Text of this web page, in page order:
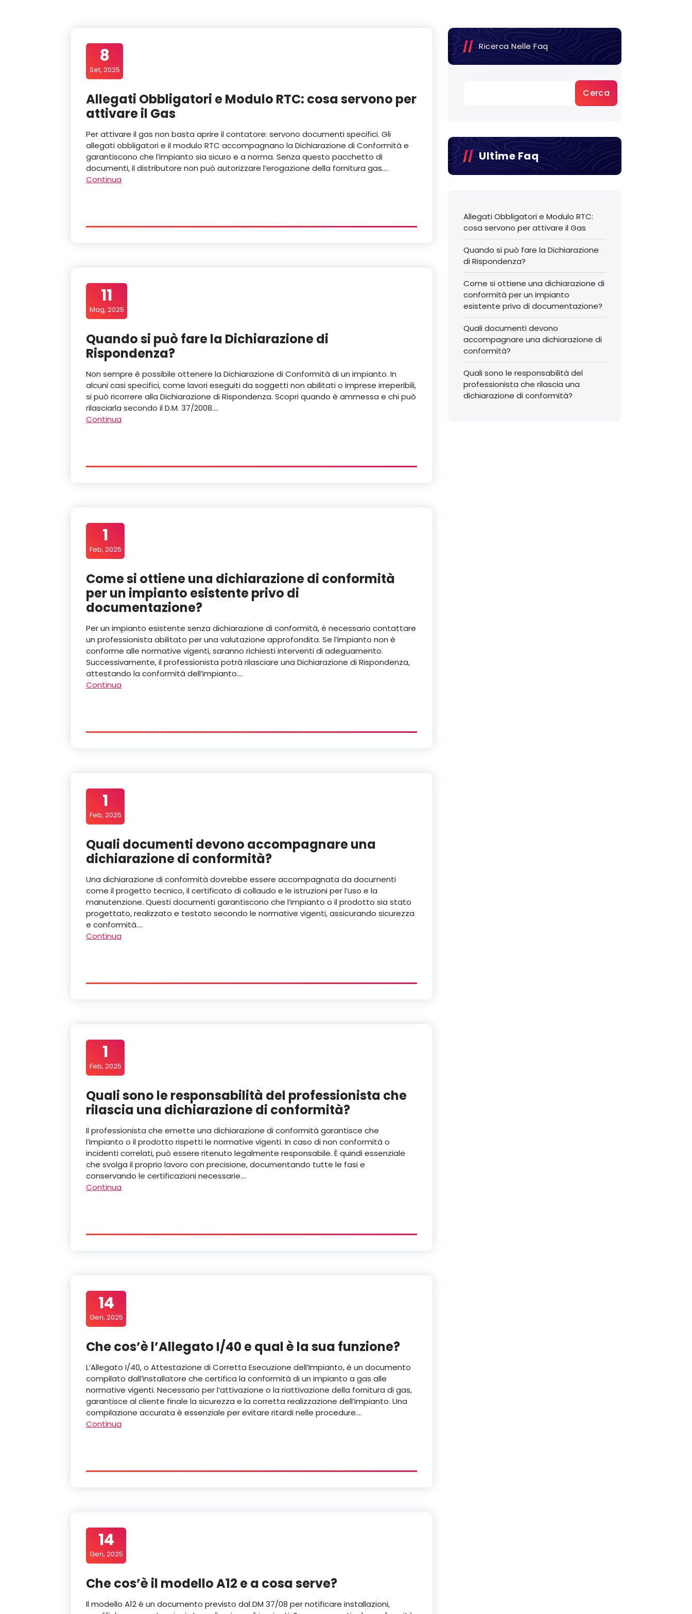
8
Set, 2025
Allegati Obbligatori e Modulo RTC: cosa servono per
attivare il Gas
Per attivare il gas non basta aprire il contatore: servono documenti specifici. Gli
allegati obbligatori e il modulo RTC accompagnano la Dichiarazione di Conformità e
garantiscono che l’impianto sia sicuro e a norma. Senza questo pacchetto di
documenti, il distributore non può autorizzare l’erogazione della fornitura gas.…
Continua
11
Mag, 2025
Quando si può fare la Dichiarazione di
Rispondenza?
Non sempre è possibile ottenere la Dichiarazione di Conformità di un impianto. In
alcuni casi specifici, come lavori eseguiti da soggetti non abilitati o imprese irreperibili,
si può ricorrere alla Dichiarazione di Rispondenza. Scopri quando è ammessa e chi può
rilasciarla secondo il D.M. 37/2008.…
Continua
1
Feb, 2025
Come si ottiene una dichiarazione di conformità
per un impianto esistente privo di
documentazione?
Per un impianto esistente senza dichiarazione di conformità, è necessario contattare
un professionista abilitato per una valutazione approfondita. Se l’impianto non è
conforme alle normative vigenti, saranno richiesti interventi di adeguamento.
Successivamente, il professionista potrà rilasciare una Dichiarazione di Rispondenza,
attestando la conformità dell’impianto.…
Continua
1
Feb, 2025
Quali documenti devono accompagnare una
dichiarazione di conformità?
Una dichiarazione di conformità dovrebbe essere accompagnata da documenti
come il progetto tecnico, il certificato di collaudo e le istruzioni per l’uso e la
manutenzione. Questi documenti garantiscono che l’impianto o il prodotto sia stato
progettato, realizzato e testato secondo le normative vigenti, assicurando sicurezza
e conformità.…
Continua
1
Feb, 2025
Quali sono le responsabilità del professionista che
rilascia una dichiarazione di conformità?
Il professionista che emette una dichiarazione di conformità garantisce che
l’impianto o il prodotto rispetti le normative vigenti. In caso di non conformità o
incidenti correlati, può essere ritenuto legalmente responsabile. È quindi essenziale
che svolga il proprio lavoro con precisione, documentando tutte le fasi e
conservando le certificazioni necessarie.…
Continua
14
Gen, 2025
Che cos’è l’Allegato I/40 e qual è la sua funzione?
L’Allegato I/40, o Attestazione di Corretta Esecuzione dell’Impianto, è un documento
compilato dall’installatore che certifica la conformità di un impianto a gas alle
normative vigenti. Necessario per l’attivazione o la riattivazione della fornitura di gas,
garantisce al cliente finale la sicurezza e la corretta realizzazione dell’impianto. Una
compilazione accurata è essenziale per evitare ritardi nelle procedure.…
Continua
14
Gen, 2025
Che cos’è il modello A12 e a cosa serve?
Il modello A12 è un documento previsto dal DM 37/08 per notificare installazioni,
Ricerca Nelle Faq
Cerca
Ultime Faq
Allegati Obbligatori e Modulo RTC:
cosa servono per attivare il Gas
Quando si può fare la Dichiarazione
di Rispondenza?
Come si ottiene una dichiarazione di
conformità per un impianto
esistente privo di documentazione?
Quali documenti devono
accompagnare una dichiarazione di
conformità?
Quali sono le responsabilità del
professionista che rilascia una
dichiarazione di conformità?